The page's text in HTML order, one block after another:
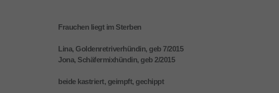
Frauchen liegt im Sterben
Lina, Goldenretriverhündin, geb 7/2015
Jona, Schäfermixhündin, geb 2/2015
beide kastriert, geimpft, gechippt